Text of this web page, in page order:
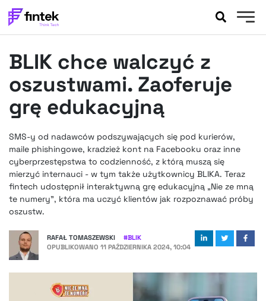
BANKOWOŚĆ
FELIETONY
WYWIADY
PODCASTY
FINTEKEXTRA
OKIEM EKSPERTA
BLIK chce walczyć z
oszustwami. Zaoferuje
grę edukacyjną
SMS-y od nadawców podszywających się pod kurierów,
maile phishingowe, kradzież kont na Facebooku oraz inne
cyberprzestępstwa to codzienność, z którą muszą się
mierzyć internauci - w tym także użytkownicy BLIKA. Teraz
fintech udostępnił interaktywną grę edukacyjną „Nie ze mną
te numery”, która ma uczyć klientów jak rozpoznawać próby
oszustw.
RAFAŁ TOMASZEWSKI #BLIK
OPUBLIKOWANO 11 PAŹDZIERNIKA 2024, 10:04